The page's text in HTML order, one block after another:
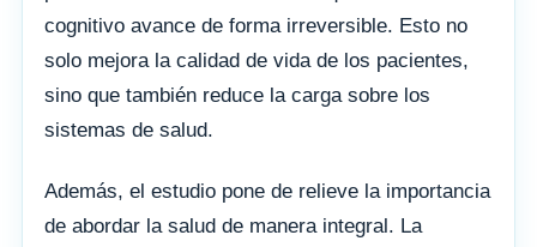
cognitivo avance de forma irreversible. Esto no
solo mejora la calidad de vida de los pacientes,
sino que también reduce la carga sobre los
sistemas de salud.
Además, el estudio pone de relieve la importancia
de abordar la salud de manera integral. La